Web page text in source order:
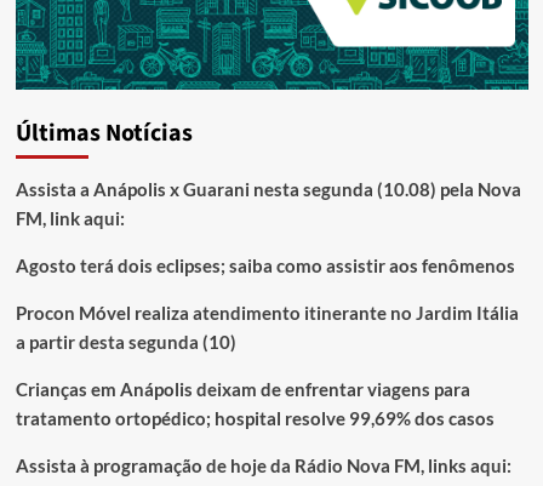
Últimas Notícias
Assista a Anápolis x Guarani nesta segunda (10.08) pela Nova
FM, link aqui:
Agosto terá dois eclipses; saiba como assistir aos fenômenos
Procon Móvel realiza atendimento itinerante no Jardim Itália
a partir desta segunda (10)
Crianças em Anápolis deixam de enfrentar viagens para
tratamento ortopédico; hospital resolve 99,69% dos casos
Assista à programação de hoje da Rádio Nova FM, links aqui: